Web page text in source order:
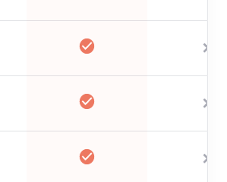
✕
✕
✕